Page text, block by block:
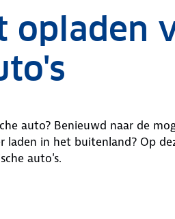
opladen
auto? Benieuwd naar de
in het buitenland? Op
auto's.